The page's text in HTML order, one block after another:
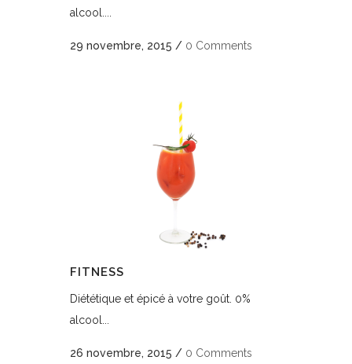
alcool....
29 novembre, 2015 / 0 Comments
FITNESS
Diététique et épicé à votre goût. 0%
alcool...
26 novembre, 2015 / 0 Comments